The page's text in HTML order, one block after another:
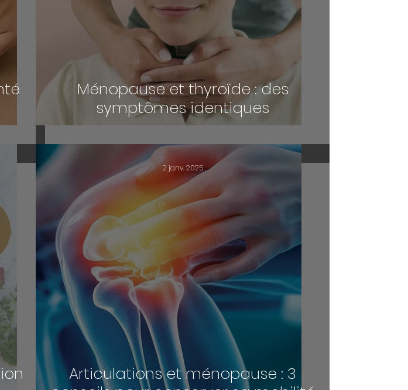
Ménopause et thyroïde : des
symptômes identiques
2 janv. 2025
Articulations et ménopause : 3